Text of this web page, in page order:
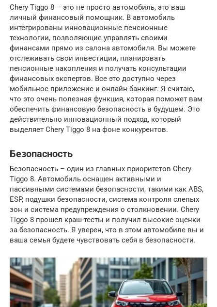
Chery Tiggo 8 – это не просто автомобиль, это ваш
личный финансовый помощник. В автомобиль
интегрированы инновационные пенсионные
технологии, позволяющие управлять своими
финансами прямо из салона автомобиля. Вы можете
отслеживать свои инвестиции, планировать
пенсионные накопления и получать консультации
финансовых экспертов. Все это доступно через
мобильное приложение и онлайн-банкинг. Я считаю,
что это очень полезная функция, которая поможет вам
обеспечить финансовую безопасность в будущем. Это
действительно инновационный подход, который
выделяет Chery Tiggo 8 на фоне конкурентов.
Безопасность
Безопасность – один из главных приоритетов Chery
Tiggo 8. Автомобиль оснащен активными и
пассивными системами безопасности, такими как ABS,
ESP, подушки безопасности, система контроля слепых
зон и система предупреждения о столкновении. Chery
Tiggo 8 прошел краш-тесты и получил высокие оценки
за безопасность. Я уверен, что в этом автомобиле вы и
ваша семья будете чувствовать себя в безопасности.